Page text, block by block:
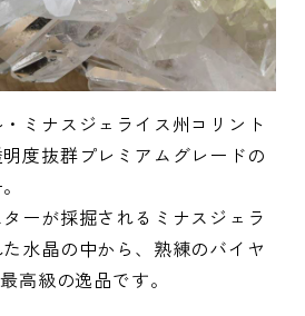
ミナスジェライス州コリント
度抜群プレミアムグレードの
ーが採掘されるミナスジェラ
水晶の中から、熟練のバイヤ
高級の逸品です。